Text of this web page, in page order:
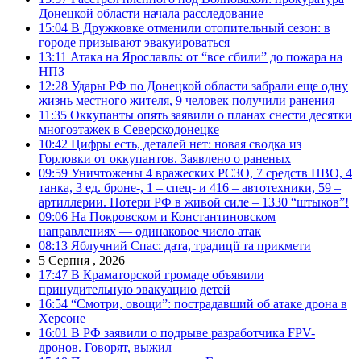
Донецкой области начала расследование
15:04 В Дружковке отменили отопительный сезон: в
городе призывают эвакуироваться
13:11 Атака на Ярославль: от “все сбили” до пожара на
НПЗ
12:28 Удары РФ по Донецкой области забрали еще одну
жизнь местного жителя, 9 человек получили ранения
11:35 Оккупанты опять заявили о планах снести десятки
многоэтажек в Северскодонецке
10:42 Цифры есть, деталей нет: новая сводка из
Горловки от оккупантов. Заявлено о раненых
09:59 Уничтожены 4 вражеских РСЗО, 7 средств ПВО, 4
танка, 3 ед. броне-, 1 – спец- и 416 – автотехники, 59 –
артиллерии. Потери РФ в живой силе – 1330 “штыков”!
09:06 На Покровском и Константиновском
направлениях — одинаковое число атак
08:13 Яблучний Спас: дата, традиції та прикмети
5 Серпня , 2026
17:47 В Краматорской громаде объявили
принудительную эвакуацию детей
16:54 “Смотри, овощи”: пострадавший об атаке дрона в
Херсоне
16:01 В РФ заявили о подрыве разработчика FPV-
дронов. Говорят, выжил